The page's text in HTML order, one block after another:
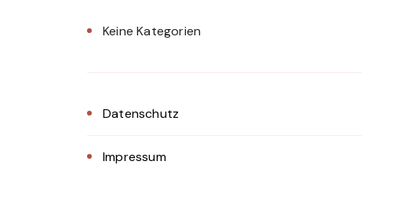
Keine Kategorien
Datenschutz
Impressum